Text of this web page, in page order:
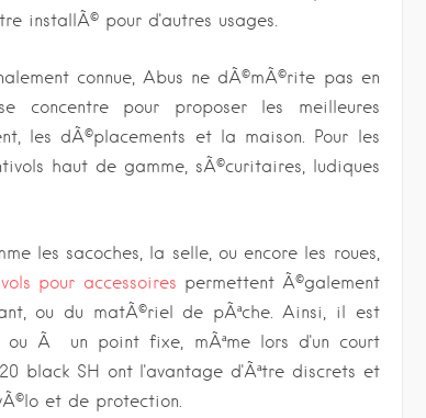
installÃ© pour d'autres usages.
connue, Abus ne dÃ©mÃ©rite pas en
concentre pour proposer les meilleures
les dÃ©placements et la maison. Pour les
haut de gamme, sÃ©curitaires, ludiques
les sacoches, la selle, ou encore les roues,
pour accessoires permettent Ã©galement
ou du matÃ©riel de pÃªche. Ainsi, il est
Ã un point fixe, mÃªme lors d'un court
black SH ont l'avantage d'Ãªtre discrets et
et de protection.